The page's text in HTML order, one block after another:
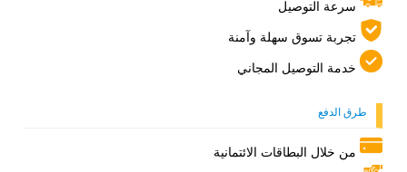
سرعة التوصيل
تجربة تسوق سهلة وآمنة
خدمة التوصيل المجاني
طرق الدفع
من خلال البطاقات الائتمانية